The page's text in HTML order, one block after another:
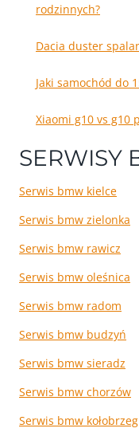
rodzinnych?
Dacia duster
Jaki samochód do
Xiaomi g10 vs g10
SERWISY
Serwis bmw kielce
Serwis bmw zielonka
Serwis bmw rawicz
Serwis bmw oleśnica
Serwis bmw radom
Serwis bmw budzyń
Serwis bmw sieradz
Serwis bmw chorzów
Serwis bmw kołobrzeg